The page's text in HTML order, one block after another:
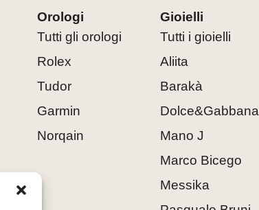
Orologi
Tutti gli orologi
Rolex
Tudor
Garmin
Norqain
Gioielli
Tutti i gioielli
Aliita
Barakà
Dolce&Gabbana
Mano J
Marco Bicego
Messika